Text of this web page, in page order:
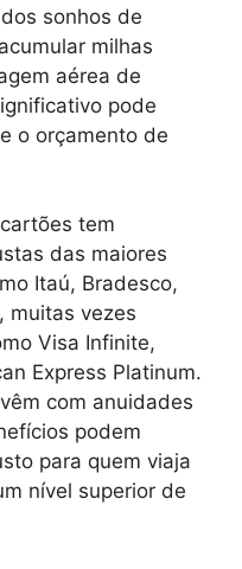
sonhos de
milhas
aérea de
pode
o orçamento de
tem
das maiores
Itaú, Bradesco,
muitas vezes
Visa Infinite,
Express Platinum.
com anuidades
podem
para quem viaja
nível superior de